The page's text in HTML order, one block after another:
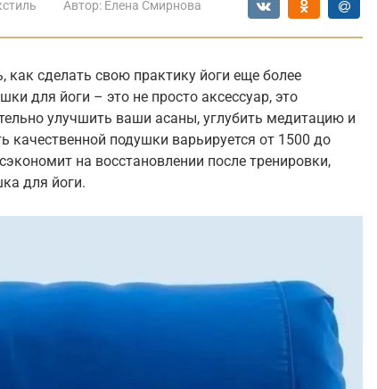
Автор: Елена Смирнова
сделать свою практику йоги еще более
для йоги – это не просто аксессуар, это
улучшить ваши асаны, углубить медитацию и
качественной подушки варьируется от 1500 до
на восстановлении после тренировки,
для йоги.